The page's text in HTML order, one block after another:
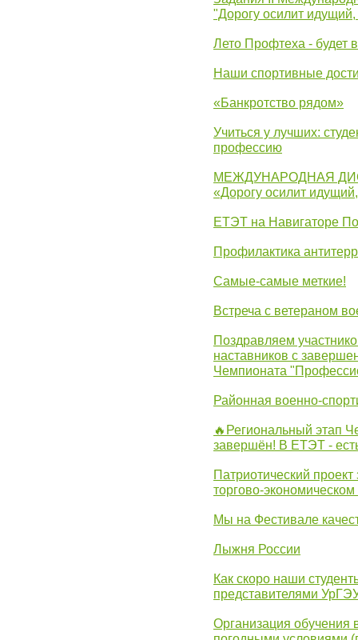
"Дорогу осилит
Лето Профтеха - будет
Наши спортивные
«Банкротство рядом»
Учиться у лучших:
профессию
МЕЖДУНАРОДНАЯ
«Дорогу осилит
ЕТЭТ на Навигаторе
Профилактика
Самые-самые меткие!
Встреча с ветераном
Поздравляем
наставников с
Чемпионата
Районная военно-
🔥Региональный этап
завершён! В ЕТЭТ -
Патриотический
торгово-
Мы на Фестивале
Лыжня России
Как скоро наши
представителями
Организация обучения